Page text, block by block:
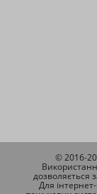
© 2016-
дозволяється
Для